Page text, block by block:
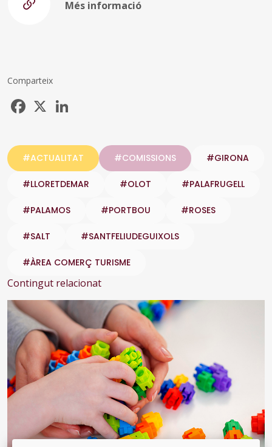
Més informació
Comparteix
Facebook
#ACTUALITAT #COMISSIONS #GIRONA
#LLORETDEMAR #OLOT #PALAFRUGELL
#PALAMOS #PORTBOU #ROSES
#SALT #SANTFELIUDEGUIXOLS
#ÀREA COMERÇ TURISME
Contingut relacionat